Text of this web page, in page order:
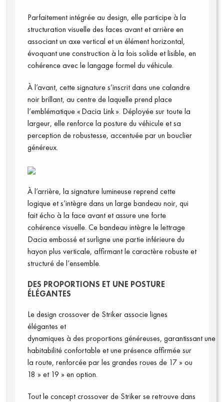
Connexion
Parfaitement intégrée au design, elle participe à la
structuration visuelle des faces avant et arrière en
associant un axe vertical et un élément horizontal,
évoquant une construction à la fois solide et lisible, en
cohérence avec le langage formel du véhicule.
À l’avant, cette signature s’inscrit dans une calandre
noir brillant, au centre de laquelle prend place
l’emblématique « Dacia Link ». Déployée sur toute la
largeur, elle renforce la posture du véhicule et sa
perception de robustesse, accentuée par un bouclier
généreux.
À l’arrière, la signature lumineuse reprend cette
logique et s’intègre dans un large bandeau noir, qui
fait écho à la face avant et assure une forte
cohérence visuelle. Ce bandeau intègre le lettrage
Dacia embossé et surligne une partie inférieure du
hayon plus verticale, affirmant le caractère robuste et
structuré de l’ensemble.
DES PROPORTIONS ET UNE POSTURE
ÉLÉGANTES
Le design crossover de Striker associe lignes
élégantes et
dynamiques à des proportions généreuses, garantissant une
habitabilité confortable et une présence affirmée sur
la route, renforcée par les grandes roues de 17 » ou
18 » et 19 » en option.
Tout le concept crossover de Striker se retrouve dans